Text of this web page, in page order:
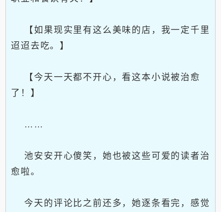
【如果现实里有这么美味的店，我一定千里
迢迢去吃。】
【今天一天都不开心，看这本小说被治愈
了！】
……
池安安开心傻笑，她也被这些可爱的读者治
愈啦。
今天的评论比之前还多，她逐条看完，感觉